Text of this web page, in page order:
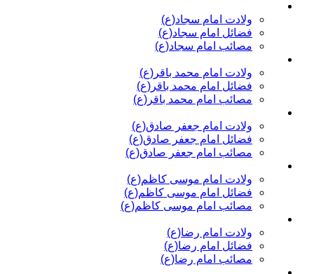
ولادت امام سجاد(ع)
فضائل امام سجاد(ع)
مصائب امام سجاد(ع)
ولادت امام محمد باقر(ع)
فضائل امام محمد باقر(ع)
مصائب امام محمد باقر(ع)
ولادت امام جعفر صادق(ع)
فضائل امام جعفر صادق(ع)
مصائب امام جعفر صادق(ع)
ولادت امام موسی کاظم(ع)
فضائل امام موسی کاظم(ع)
مصائب امام موسی کاظم(ع)
ولادت امام رضا(ع)
فضائل امام رضا(ع)
مصائب امام رضا(ع)